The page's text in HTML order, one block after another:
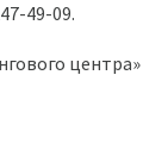
49-09.
центра»